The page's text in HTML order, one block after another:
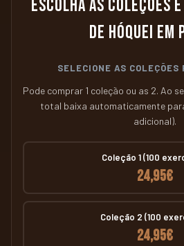
Escolha as coleções
de hóquei em
SELECIONE AS COLEÇÕES
Pode comprar 1 coleção ou as 2. Ao
total baixa automaticamente
adicional).
Coleção 1 (100
24,95€
Coleção 2 (100
24,95€